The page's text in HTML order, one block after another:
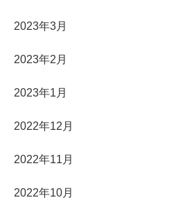
2023年3月
2023年2月
2023年1月
2022年12月
2022年11月
2022年10月